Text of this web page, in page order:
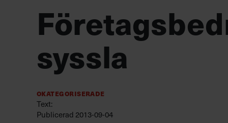
syssla
Okategoriserade
Text:
Publicerad 2013-09-04